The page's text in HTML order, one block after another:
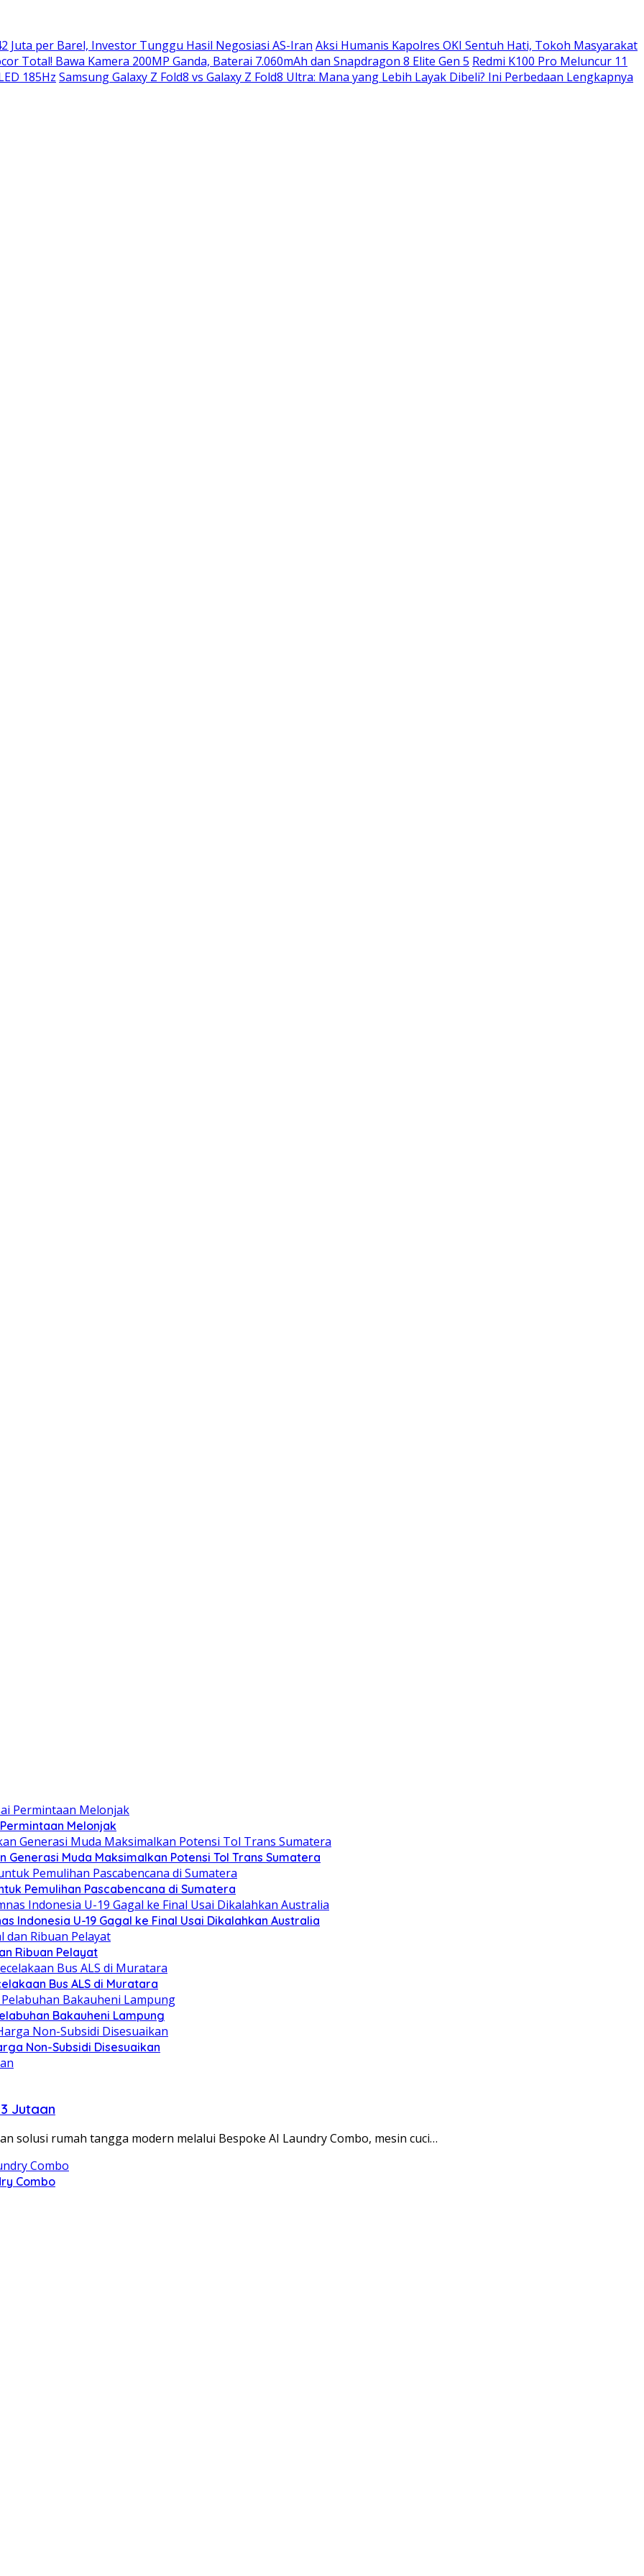
Juta per Barel, Investor Tunggu Hasil Negosiasi AS-Iran Aksi Humanis Kapolres OKI Sentuh Hati, Tokoh Masyarakat
Total! Bawa Kamera 200MP Ganda, Baterai 7.060mAh dan Snapdragon 8 Elite Gen 5 Redmi K100 Pro Meluncur 11
185Hz Samsung Galaxy Z Fold8 vs Galaxy Z Fold8 Ultra: Mana yang Lebih Layak Dibeli? Ini Perbedaan Lengkapnya
Melonjak
Generasi Muda Maksimalkan Potensi Tol Trans Sumatera
Pemulihan Pascabencana di Sumatera
Indonesia U-19 Gagal ke Final Usai Dikalahkan Australia
Ribuan Pelayat
Bus ALS di Muratara
Bakauheni Lampung
Non-Subsidi Disesuaikan
Jutaan
solusi rumah tangga modern melalui Bespoke AI Laundry Combo, mesin cuci…
Combo